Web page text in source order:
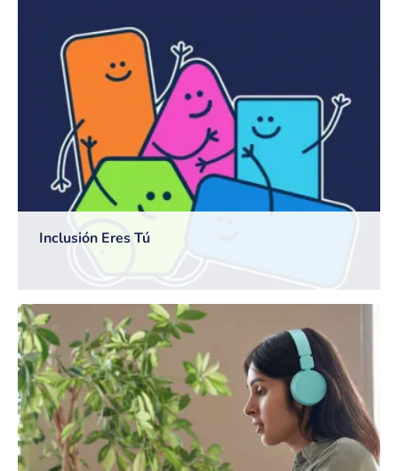
Inclusión Eres Tú